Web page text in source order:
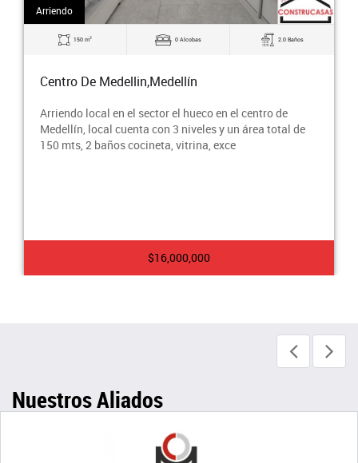
Arriendo
150 m2 0 Alcobas 2.0 Baños
Centro De Medellin,Medellín
Arriendo local en el sector el hueco en el centro de
Medellín, local cuenta con 3 niveles y un área total de
150 mts, 2 baños cocineta, vitrina, exce
$16,000,000
Nuestros Aliados